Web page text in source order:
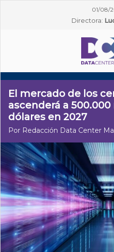
01/08/
Directora:
El mercado de los
ascenderá a
dólares en 2027
Por Redacción Data Center